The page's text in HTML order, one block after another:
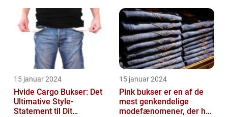
popular ...
15 januar 2024
Hvide Cargo Bukser: Det
Ultimative Style-
Statement til Dit
15 januar 2024
Pink bukser er en af de
mest genkendelige
modefænomener, der har